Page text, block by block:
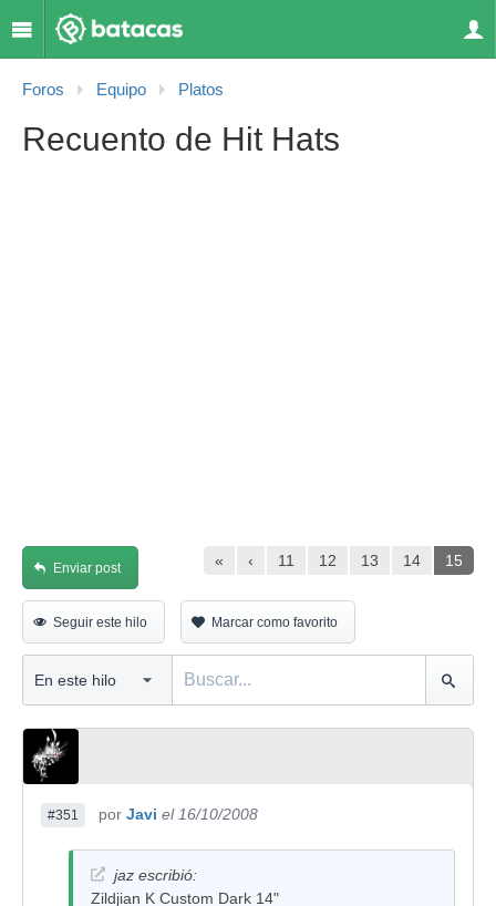
Foros Equipo Platos
Recuento de Hit Hats
« ‹ 11 12 13 14 15
Enviar post
Seguir este hilo Marcar como favorito
#351 por Javi el 16/10/2008
jaz escribió:
Zildjian K Custom Dark 14"